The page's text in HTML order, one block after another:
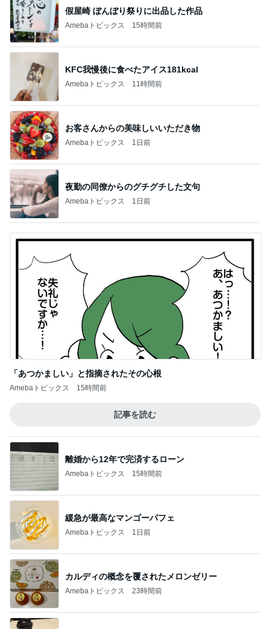
假屋崎 ぼんぼり祭りに出品した作品
Amebaトピックス 15時間前
KFC我慢後に食べたアイス181kcal
Amebaトピックス 11時間前
お客さんからの美味しいいただき物
Amebaトピックス 1日前
夜勤の同僚からのグチグチした文句
Amebaトピックス 1日前
「あつかましい」と指摘されたその心根
Amebaトピックス 15時間前
記事を読む
離婚から12年で完済するローン
Amebaトピックス 15時間前
緩急が最高なマンゴーパフェ
Amebaトピックス 1日前
カルディの概念を覆されたメロンゼリー
Amebaトピックス 23時間前